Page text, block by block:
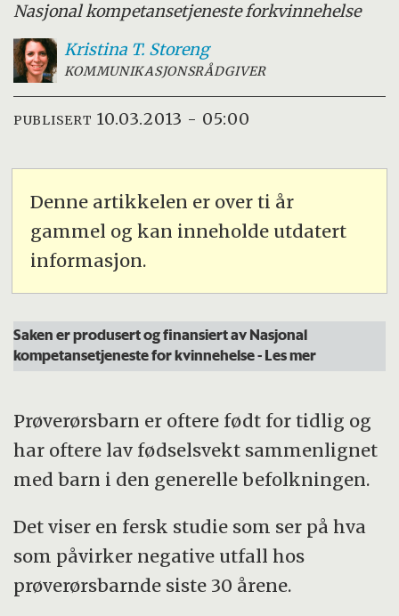
Nasjonal kompetansetjeneste forkvinnehelse
Kristina T. Storeng
KOMMUNIKASJONSRÅDGIVER
PUBLISERT 10.03.2013 - 05:00
Denne artikkelen er over ti år
gammel og kan inneholde utdatert
informasjon.
Saken er produsert og finansiert av Nasjonal
kompetansetjeneste for kvinnehelse- Les mer
Prøverørsbarn er oftere født for tidlig og
har oftere lav fødselsvekt sammenlignet
med barn i den generelle befolkningen.
Det viser en fersk studie som ser på hva
som påvirker negative utfall hos
prøverørsbarnde siste 30 årene.